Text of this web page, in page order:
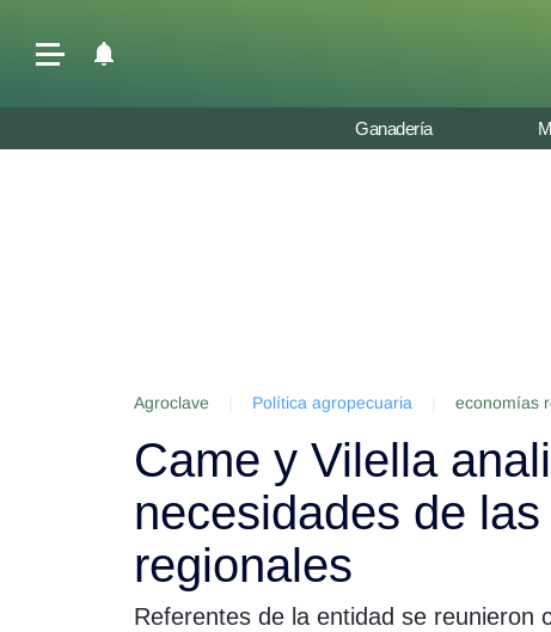
Ganadería
Agroclave Política agropecuaria economías
Came y Vilella
necesidades de
regionales
Referentes de la entidad se reunieron